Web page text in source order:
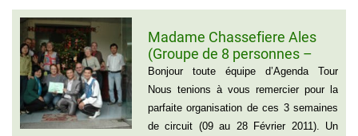
Madame Chassefiere Ales
(Groupe de 8 personnes –
Voyage du Nord au Sud
Vietnam)
Bonjour toute équipe d’Agenda Tour
Nous tenions à vous remercier pour la
parfaite organisation de ces 3 semaines
de circuit (09 au 28 Février 2011). Un